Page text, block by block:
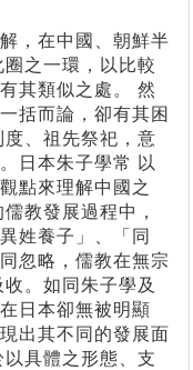
，在中國、朝鮮半
之一環，以比較
其類似之處。 然
括而論，卻有其困
、祖先祭祀，意
日本朱子學常 以
點來理解中國之
教發展過程中，
姓養子」、「同
忽略，儒教在無宗
。如同朱子學及
日本卻無被明顯
出其不同的發展面
具體之形態、支